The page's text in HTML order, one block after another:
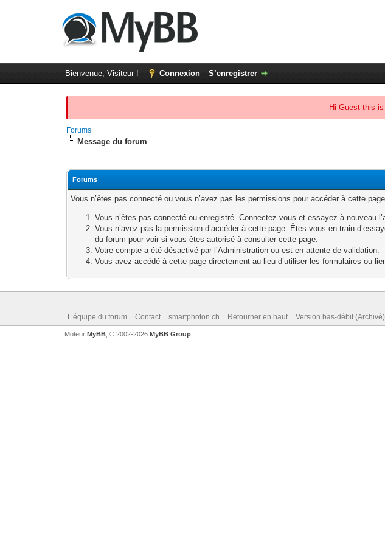
Bienvenue, Visiteur ! Connexion S’enregistrer
Hi Guest this
Forums
Message du forum
Forums
Vous n’êtes pas connecté ou vous n’avez pas les permissions pour accéder à cette
Vous n’êtes pas connecté ou enregistré. Connectez-vous et essayez à nouveau
Vous n’avez pas la permission d’accéder à cette page. Êtes-vous en train
du forum pour voir si vous êtes autorisé à consulter cette page.
Votre compte a été désactivé par l’Administration ou est en attente de validation.
Vous avez accédé à cette page directement au lieu d’utiliser les formulaires ou
L’équipe du forum Contact smartphoton.ch Retourner en haut Version bas-débit (Archivé)
Moteur MyBB, © 2002-2026 MyBB Group.